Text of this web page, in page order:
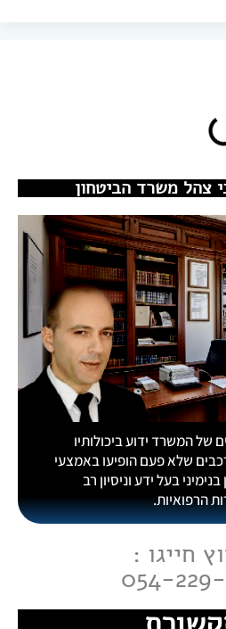
צהל משרד הביטחון
של המשרד ידוע ביכולותיו
שלא פעם הופיעו באמצעי
בעל ידע וניסיון רב
הרפואיות.
חייגו :
054-